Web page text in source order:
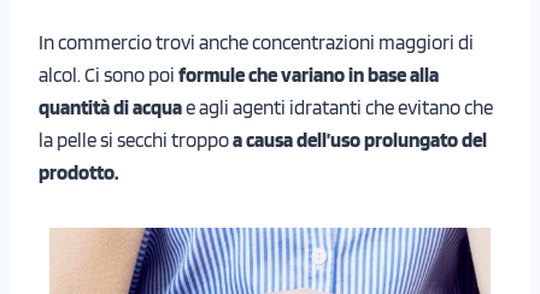
In commercio trovi anche concentrazioni maggiori di
alcol. Ci sono poi formule che variano in base alla
quantità di acquae agli agenti idratanti che evitano che
la pelle si secchi troppoa causa dell’uso prolungato del
prodotto.